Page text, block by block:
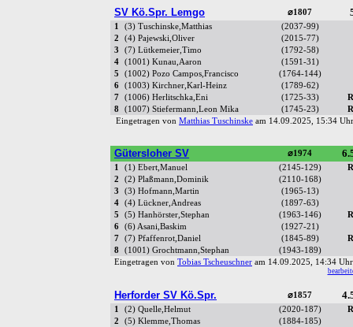
SV Kö.Spr. Lemgo ⌀1807
1 (3) Tuschinske,Matthias
(2037-99)
2
(4) Pajewski,Oliver (2015-77)
3
(7) Lütkemeier,Timo (1792-58)
4
(1001) Kunau,Aaron (1591-31)
5
(1002) Pozo Campos,Francisco (1764-144)
6
(1003) Kirchner,Karl-Heinz (1789-62)
7
(1006) Herlitschka,Eni (1725-33)
8
(1007) Stiefermann,Leon Mika (1745-23)
Eingetragen von Matthias Tuschinske am 14.09.2025, 15:34
Gütersloher SV ⌀1974
1 (1) Ebert,Manuel (2145-129)
2
(2) Plaßmann,Dominik
(2110-168)
3
(3) Hofmann,Martin
(1965-13)
4
(4) Lückner,Andreas (1897-63)
5
(5) Hanhörster,Stephan (1963-146)
6
(6) Asani,Baskim (1927-21)
7
(7) Pfaffenrot,Daniel (1845-89)
8
(1001) Grochtmann,Stephan (1943-189)
Eingetragen von Tobias Tscheuschner am 14.09.2025, 14:34
Herforder SV Kö.Spr. ⌀1857
1 (2) Quelle,Helmut (2020-187)
2
(5) Klemme,Thomas (1884-185)